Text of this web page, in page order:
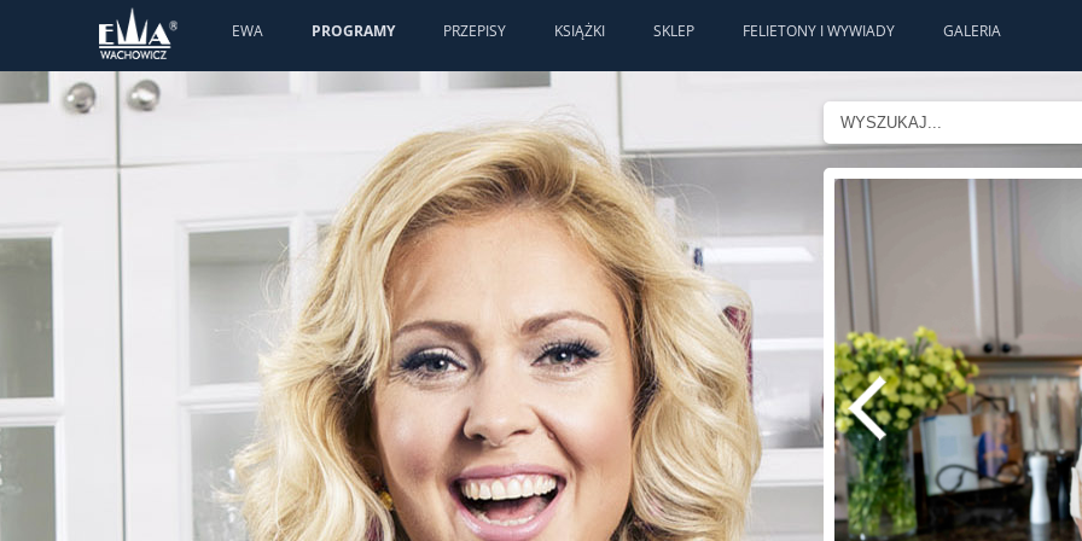
EWA PROGRAMY PRZEPISY KSIĄŻKI SKLEP FELIETONY I WYWIADY GALERIA